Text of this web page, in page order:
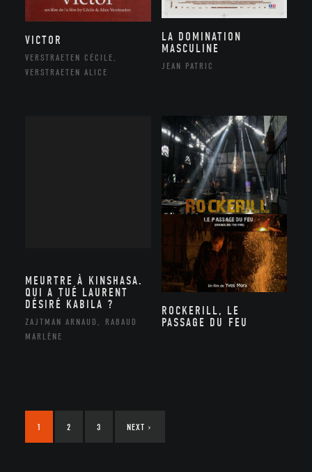
VICTOR
VERSTRAETEN CÉCILE,
VERSTRAETEN ALICE
LA DOMINATION
MASCULINE
JEAN PATRIC
MEURTRE À KINSHASA.
QUI A TUÉ LAURENT
DÉSIRÉ KABILA ?
ZAJTMAN ARNAUD, RABAUD
MARLÈNE
ROCKERILL, LE
PASSAGE DU FEU
1 2 3 NEXT ›